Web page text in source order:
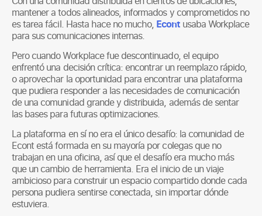
mantener a todos alineados, informados y comprometidos no
es tarea fácil. Hasta hace no mucho, Econtusaba Workplace
para sus comunicaciones internas.
Pero cuando Workplace fue descontinuado, el equipo
enfrentó una decisión crítica: encontrar un reemplazo rápido,
o aprovechar la oportunidad para encontrar una plataforma
que pudiera responder a las necesidades de comunicación
de una comunidad grande y distribuida, además de sentar
las bases para futuras optimizaciones.
La plataforma en sí no era el único desafío: la comunidad de
Econt está formada en su mayoría por colegas que no
trabajan en una oficina, así que el desafío era mucho más
que un cambio de herramienta. Era el inicio de un viaje
ambicioso para construir un espacio compartido donde cada
persona pudiera sentirse conectada, sin importar dónde
estuviera.